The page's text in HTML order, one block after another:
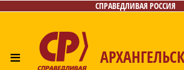
СПРАВЕДЛИВАЯ РОССИЯ
≡